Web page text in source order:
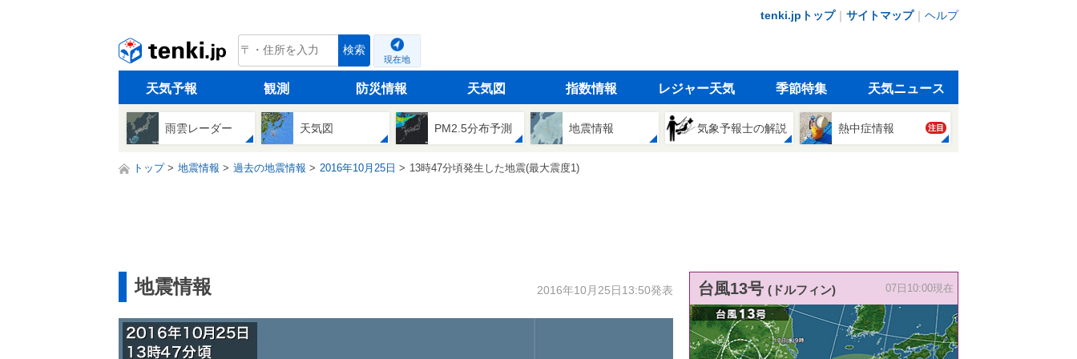
tenki.jpトップ｜ サイトマップ｜ ヘルプ
tenki.jp 検索
現在地
天気予報 観測 防災情報 天気図 指数情報 レジャー天気 季節特集 天気ニュース
雨雲レーダー 天気図 PM2.5分布予測 地震情報 気象予報士の解説 熱中症情報 注目
トップ 地震情報 過去の地震情報 2016年10月25日 13時47分頃発生した地震(最大震度1)
地震情報 2016年10月25日13:50発表 台風13号 (ドルフィン) 07日10:00現在